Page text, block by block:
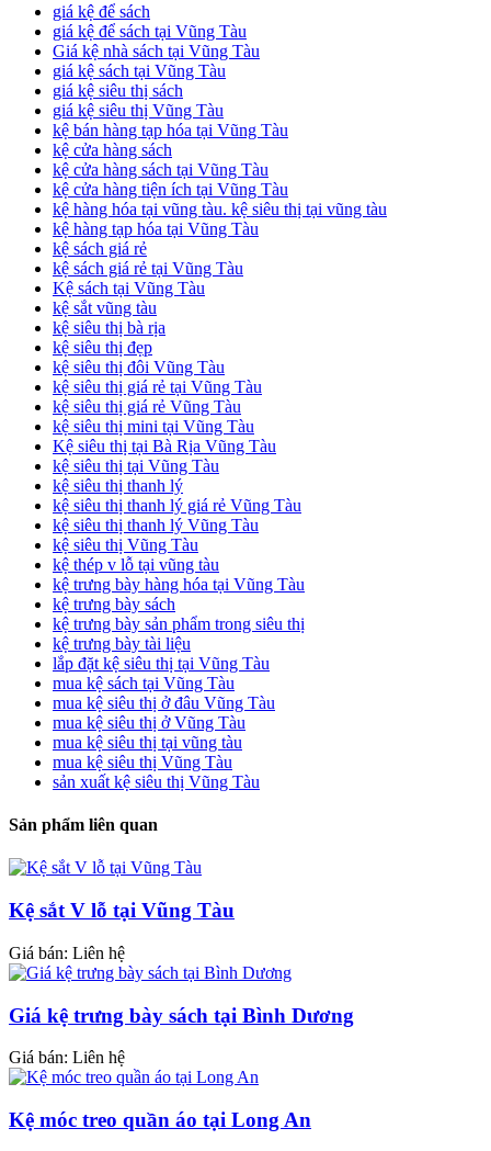
giá kệ để sách
giá kệ để sách tại Vũng Tàu
Giá kệ nhà sách tại Vũng Tàu
giá kệ sách tại Vũng Tàu
giá kệ siêu thị sách
giá kệ siêu thị Vũng Tàu
kệ bán hàng tạp hóa tại Vũng Tàu
kệ cửa hàng sách
kệ cửa hàng sách tại Vũng Tàu
kệ cửa hàng tiện ích tại Vũng Tàu
kệ hàng hóa tại vũng tàu. kệ siêu thị tại vũng tàu
kệ hàng tạp hóa tại Vũng Tàu
kệ sách giá rẻ
kệ sách giá rẻ tại Vũng Tàu
Kệ sách tại Vũng Tàu
kệ sắt vũng tàu
kệ siêu thị bà rịa
kệ siêu thị đẹp
kệ siêu thị đôi Vũng Tàu
kệ siêu thị giá rẻ tại Vũng Tàu
kệ siêu thị giá rẻ Vũng Tàu
kệ siêu thị mini tại Vũng Tàu
Kệ siêu thị tại Bà Rịa Vũng Tàu
kệ siêu thị tại Vũng Tàu
kệ siêu thị thanh lý
kệ siêu thị thanh lý giá rẻ Vũng Tàu
kệ siêu thị thanh lý Vũng Tàu
kệ siêu thị Vũng Tàu
kệ thép v lỗ tại vũng tàu
kệ trưng bày hàng hóa tại Vũng Tàu
kệ trưng bày sách
kệ trưng bày sản phẩm trong siêu thị
kệ trưng bày tài liệu
lắp đặt kệ siêu thị tại Vũng Tàu
mua kệ sách tại Vũng Tàu
mua kệ siêu thị ở đâu Vũng Tàu
mua kệ siêu thị ở Vũng Tàu
mua kệ siêu thị tại vũng tàu
mua kệ siêu thị Vũng Tàu
sản xuất kệ siêu thị Vũng Tàu
Sản phẩm liên quan
Kệ sắt V lỗ tại Vũng Tàu
Giá bán: Liên hệ
Giá kệ trưng bày sách tại Bình Dương
Giá bán: Liên hệ
Kệ móc treo quần áo tại Long An